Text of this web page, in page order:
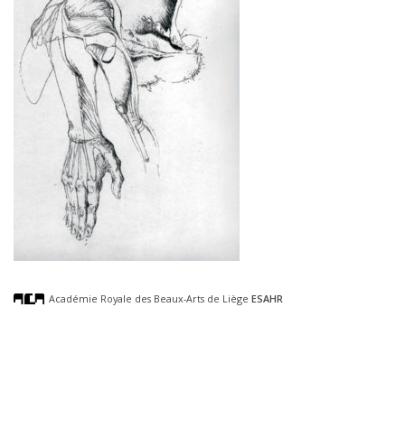
Académie Royale des Beaux-Arts de Liège ESAHR